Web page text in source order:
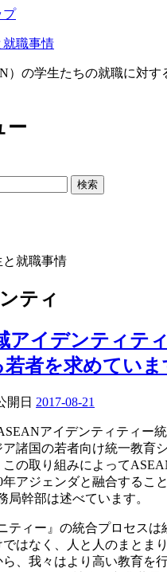
プ
就職事情
）の学生たちの就職に対す
ー
ティ
アイデンティテ
者を求めていま
開日 2017-08-21
アイデンティティー
諸国の若者向け統一教育
の取り組みによって
年アジェンダと融合するこ
局幹部は述べています。
ティー』の統合プロセスは
はなく、人と人のまとま
ら、我々はより高い教育を